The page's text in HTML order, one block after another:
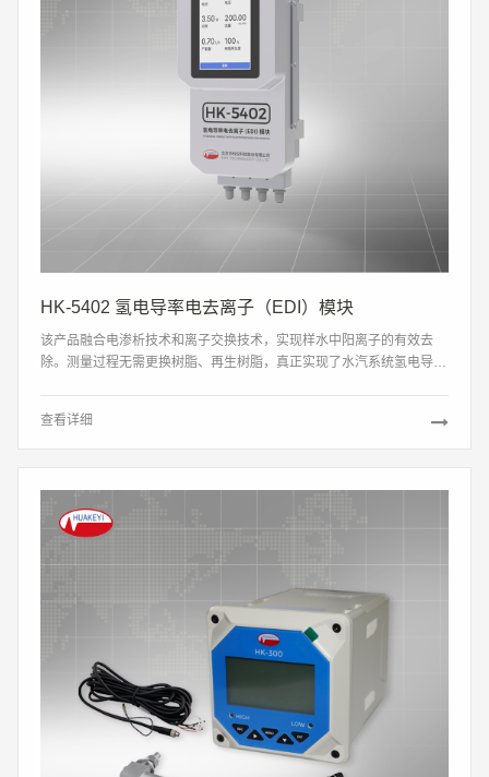
HK-5402 氢电导率电去离子（EDI）模块
该产品融合电渗析技术和离子交换技术，实现样水中阳离子的有效去
除。测量过程无需更换树脂、再生树脂，真正实现了水汽系统氢电导率
查看详细